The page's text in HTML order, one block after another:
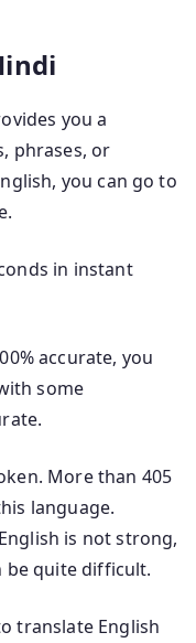
you a
phrases, or
you can go to
in instant
accurate, you
some
More than 405
language.
is not strong,
be quite difficult.
translate English